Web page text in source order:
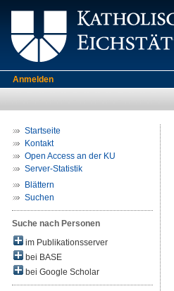
Anmelden
Startseite
Kontakt
Open Access an der KU
Server-Statistik
Blättern
Suchen
Suche nach Personen
im Publikationsserver
bei BASE
bei Google Scholar